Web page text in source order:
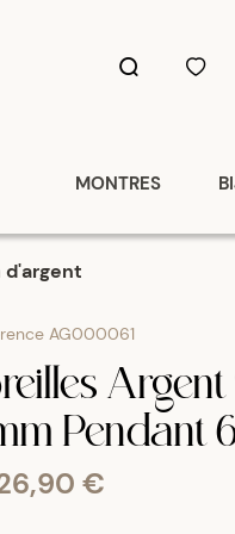
MONTRES
d'argent
AG000061
Pendant
€